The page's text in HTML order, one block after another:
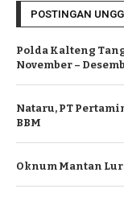
POSTINGAN
Polda Kalteng
November –
Nataru, PT
BBM
Oknum Mantan